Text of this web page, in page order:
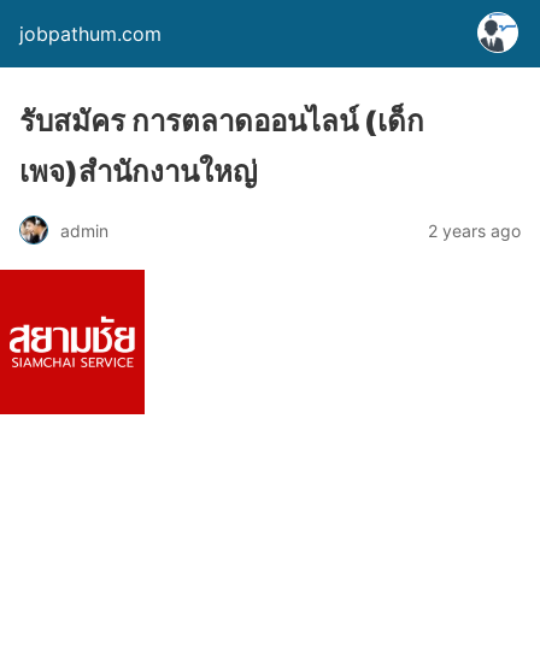
jobpathum.com
รับสมัคร การตลาดออนไลน์ (เด็ก
เพจ)สำนักงานใหญ่
admin 2 years ago